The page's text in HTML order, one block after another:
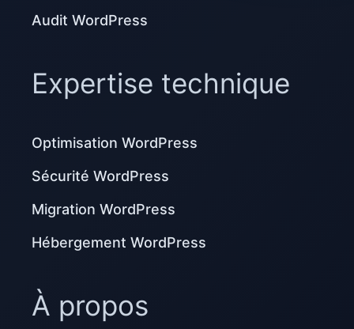
Audit WordPress
Expertise technique
Optimisation WordPress
Sécurité WordPress
Migration WordPress
Hébergement WordPress
À propos